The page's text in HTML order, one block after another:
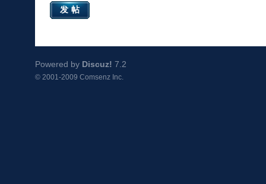
发帖
Powered by Discuz! 7.2
© 2001-2009 Comsenz Inc.